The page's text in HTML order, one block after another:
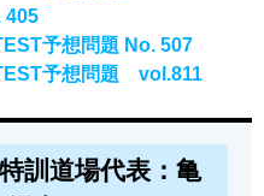
405
予想問題 No. 507
予想問題 vol.811
訓道場代表：亀